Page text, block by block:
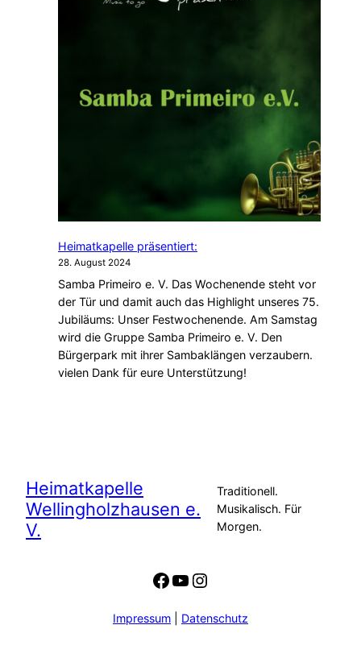
Heimatkapelle präsentiert:
28. August 2024
Samba Primeiro e. V. Das Wochenende steht vor
der Tür und damit auch das Highlight unseres 75.
Jubiläums: Unser Festwochenende. Am Samstag
wird die Gruppe Samba Primeiro e. V. Den
Bürgerpark mit ihrer Sambaklängen verzaubern.
vielen Dank für eure Unterstützung!
Heimatkapelle
Wellingholzhausen e.
V.
Traditionell.
Musikalisch. Für
Morgen.
Facebook
YouTube
Instagram
Impressum Datenschutz